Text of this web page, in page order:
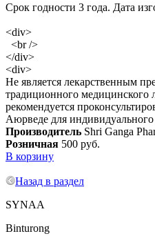
Срок годности 3 года. Дата
<div>
<br />
</div>
<div>
Не является лекарственным
традиционного
рекомендуется
Аюрведе для
Производитель Shri Ganga
Розничная 500 руб.
В корзину
Назад в раздел
SYNAA
Binturong